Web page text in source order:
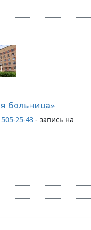
больница»
25-43 - запись на